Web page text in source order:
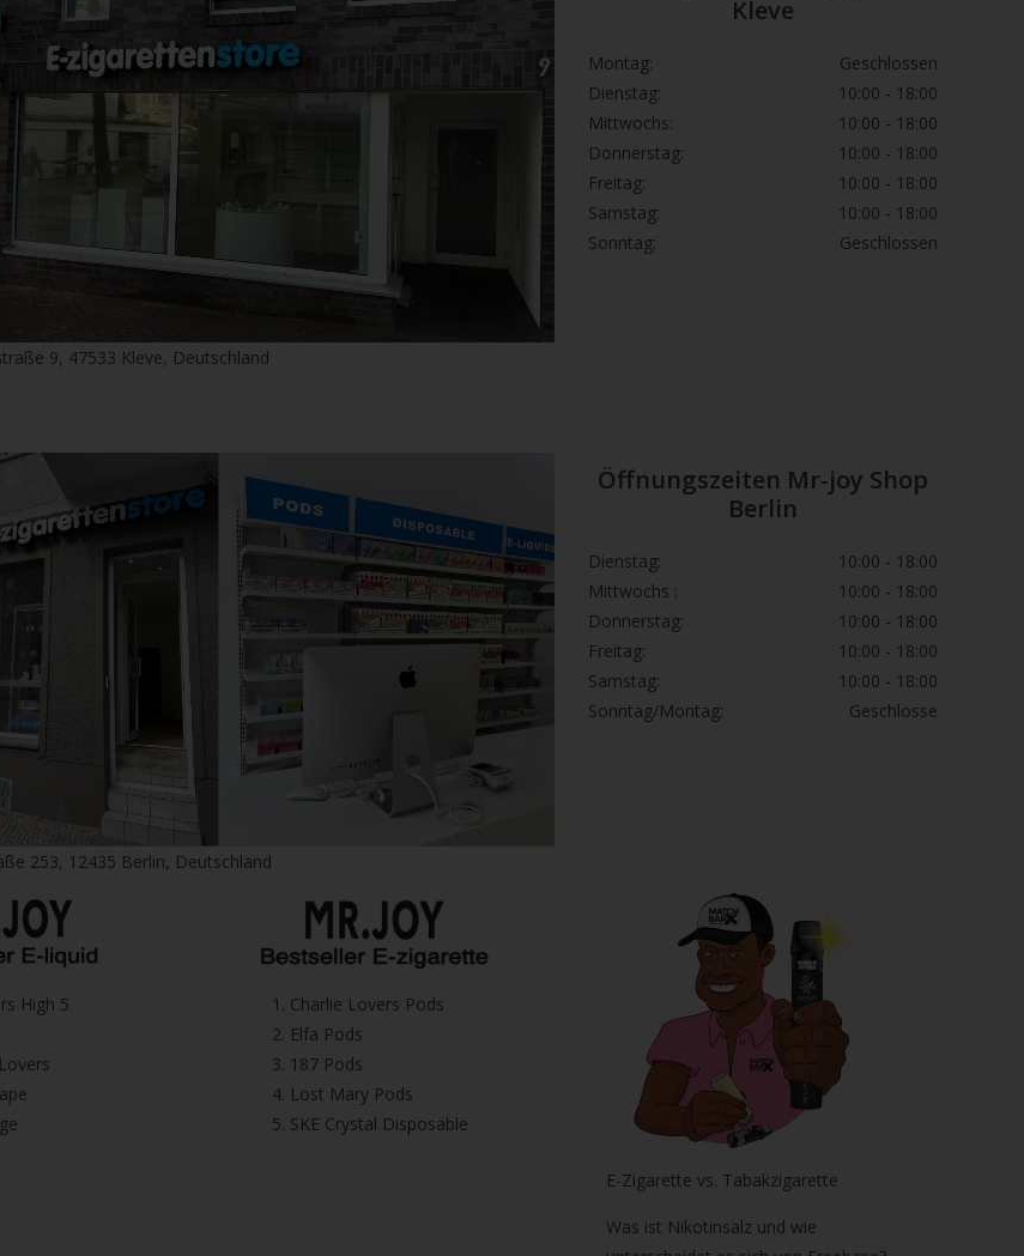
9, 47533 Kleve, Deutschland
253, 12435 Berlin, Deutschland
Kleve
Montag:
Geschlossen
Dienstag:
10:00 - 18:00
Mittwochs:
10:00 - 18:00
Donnerstag:
10:00 - 18:00
Freitag:
10:00 - 18:00
Samstag:
10:00 - 18:00
Sonntag:
Geschlossen
Öffnungszeiten Mr-joy Shop
Berlin
Dienstag:
10:00 - 18:00
Mittwochs :
10:00 - 18:00
Donnerstag:
10:00 - 18:00
Freitag:
10:00 - 18:00
Samstag:
10:00 - 18:00
Sonntag/Montag:
Geschlosse
High 5
1.⁠ ⁠Charlie Lovers Pods
2.⁠ ⁠⁠Elfa Pods
3.⁠ ⁠⁠187 Pods
4.⁠ ⁠⁠Lost Mary Pods
5.⁠ ⁠⁠SKE Crystal Disposable
E-Zigarette vs. Tabakzigarette
Was ist Nikotinsalz und wie